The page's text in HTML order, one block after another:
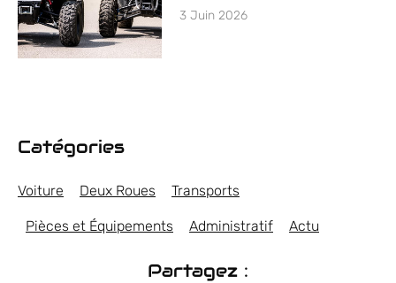
3 Juin 2026
Catégories
Voiture Deux Roues Transports
Pièces et Équipements Administratif Actu
Partagez :